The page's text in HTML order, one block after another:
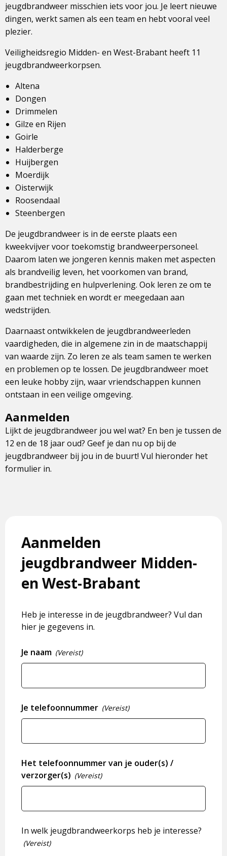
jeugdbrandweer misschien iets voor jou. Je leert nieuwe
dingen, werkt samen als een team en hebt vooral veel
plezier.
Veiligheidsregio Midden- en West-Brabant heeft 11
jeugdbrandweerkorpsen.
Altena
Dongen
Drimmelen
Gilze en Rijen
Goirle
Halderberge
Huijbergen
Moerdijk
Oisterwijk
Roosendaal
Steenbergen
De jeugdbrandweer is in de eerste plaats een
kweekvijver voor toekomstig brandweerpersoneel.
Daarom laten we jongeren kennis maken met aspecten
als brandveilig leven, het voorkomen van brand,
brandbestrijding en hulpverlening. Ook leren ze om te
gaan met techniek en wordt er meegedaan aan
wedstrijden.
Daarnaast ontwikkelen de jeugdbrandweerleden
vaardigheden, die in algemene zin in de maatschappij
van waarde zijn. Zo leren ze als team samen te werken
en problemen op te lossen. De jeugdbrandweer moet
een leuke hobby zijn, waar vriendschappen kunnen
ontstaan in een veilige omgeving.
Aanmelden
Lijkt de jeugdbrandweer jou wel wat? En ben je tussen de
12 en de 18 jaar oud? Geef je dan nu op bij de
jeugdbrandweer bij jou in de buurt! Vul hieronder het
formulier in.
Aanmelden
jeugdbrandweer Midden-
en West-Brabant
Heb je interesse in de jeugdbrandweer? Vul dan
hier je gegevens in.
Je naam (Vereist)
Je telefoonnummer (Vereist)
Het telefoonnummer van je ouder(s) /
verzorger(s) (Vereist)
In welk jeugdbrandweerkorps heb je interesse?
(Vereist)